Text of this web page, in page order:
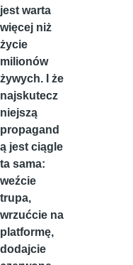
jest warta
więcej niż
życie
milionów
żywych. I że
najskutecz
niejszą
propagand
ą jest ciągle
ta sama:
weźcie
trupa,
wrzućcie na
platformę,
dodajcie